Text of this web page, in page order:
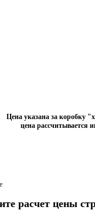
Цена указана за коробку
цена рассчитывается
расчет цены